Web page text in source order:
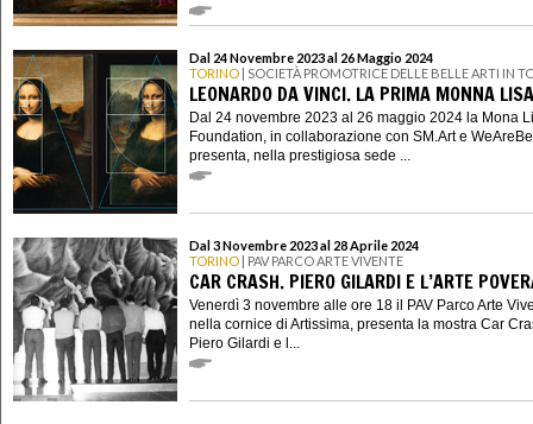
Dal 24 Novembre 2023 al 26 Maggio 2024
TORINO | SOCIETÀ PROMOTRICE DELLE BELLE ARTI IN
LEONARDO DA VINCI. LA PRIMA MONNA LISA
Dal 24 novembre 2023 al 26 maggio 2024 la Mona
Foundation, in collaborazione con SM.Art e
presenta, nella prestigiosa sede ...
Dal 3 Novembre 2023 al 28 Aprile 2024
TORINO | PAV PARCO ARTE VIVENTE
CAR CRASH. PIERO GILARDI E L’ARTE
Venerdì 3 novembre alle ore 18 il PAV Parco Arte
nella cornice di Artissima, presenta la mostra Car
Piero Gilardi e l...